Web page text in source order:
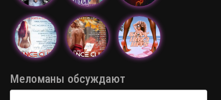
Меломаны обсуждают